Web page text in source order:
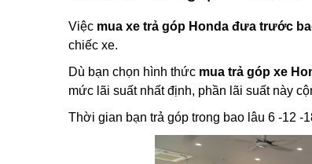
Việc mua xe trả góp Honda đưa trước
chiếc xe.
Dù bạn chọn hình thức mua trả góp xe
mức lãi suất nhất định, phần lãi suất này
Thời gian bạn trả góp trong bao lâu 6 -12 -